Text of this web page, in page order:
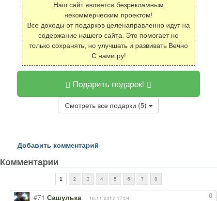
Наш сайт является безрекламным
некоммерческим проектом!
Все доходы от подарков целенаправленно идут на
содержание нашего сайта. Это помогает не
только сохранять, но улучшать и развивать Вечно
С нами.ру!
Подарить подарок!
Смотреть все подарки (5)
Добавить комментарий
Комментарии
1 2 3 4 5 6 7 8
0
#71 Сашулька 16.11.2017 17:04